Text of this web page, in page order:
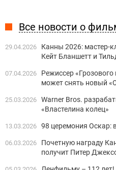
Все новости о
29.04.2026
Канны 2026: мастер-
Кейт Бланшетт и
07.04.2026
Режиссер
может снять новый
25.03.2026 Warner Bros.
«Властелина колец»
13.03.2026 98 церемония Оскар:
06.03.2026
Почетную награду
получит Питер